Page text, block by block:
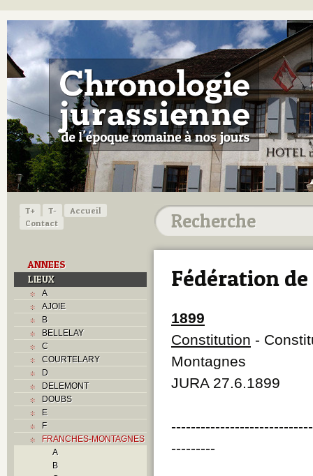
T+ T-
Accueil
Contact
ANNEES
LIEUX
A
AJOIE
B
BELLELAY
C
COURTELARY
D
DELEMONT
DOUBS
E
F
FRANCHES-MONTAGNES
A
B
Fédération
1899
Constitution -
Montagnes
JURA 27.6.1899
---------